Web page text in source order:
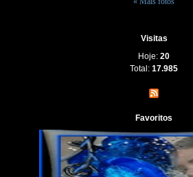
Visitas
Hoje: 20
Total: 17.985
Favoritos